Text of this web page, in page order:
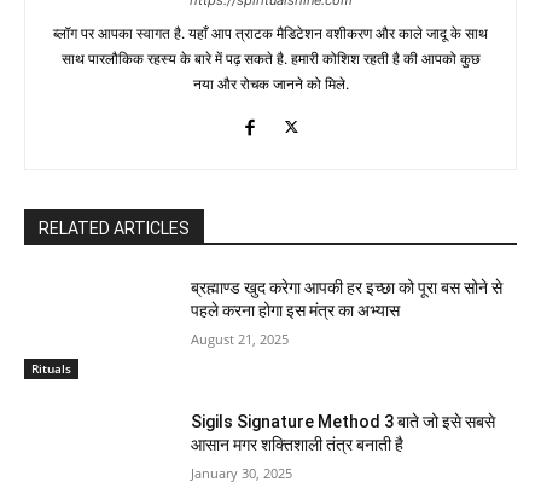
ब्लॉग पर आपका स्वागत है. यहाँ आप त्राटक मैडिटेशन वशीकरण और काले जादू के साथ
साथ पारलौकिक रहस्य के बारे में पढ़ सकते है. हमारी कोशिश रहती है की आपको कुछ
नया और रोचक जानने को मिले.
RELATED ARTICLES
Rituals
ब्रह्माण्ड खुद करेगा आपकी हर इच्छा को पूरा बस सोने से
पहले करना होगा इस मंत्र का अभ्यास
August 21, 2025
Sigils Signature Method 3 बाते जो इसे सबसे
आसान मगर शक्तिशाली तंत्र बनाती है
January 30, 2025